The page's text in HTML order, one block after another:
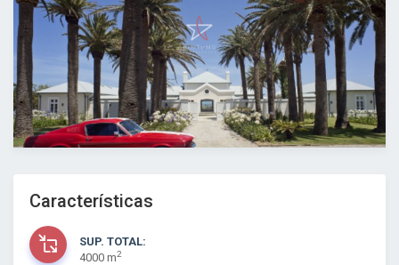
Características
SUP. TOTAL:
4000 m2